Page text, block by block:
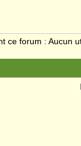
ce forum : Aucun